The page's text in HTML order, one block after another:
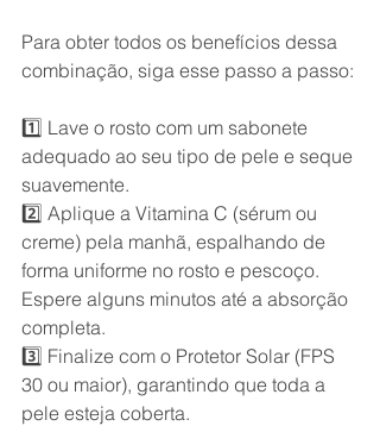
Para obter todos os benefícios dessa
combinação, siga esse passo a passo:
1️⃣ Lave o rosto com um sabonete
adequado ao seu tipo de pele e seque
suavemente.
2️⃣ Aplique a Vitamina C (sérum ou
creme) pela manhã, espalhando de
forma uniforme no rosto e pescoço.
Espere alguns minutos até a absorção
completa.
3️⃣ Finalize com o Protetor Solar (FPS
30 ou maior), garantindo que toda a
pele esteja coberta.